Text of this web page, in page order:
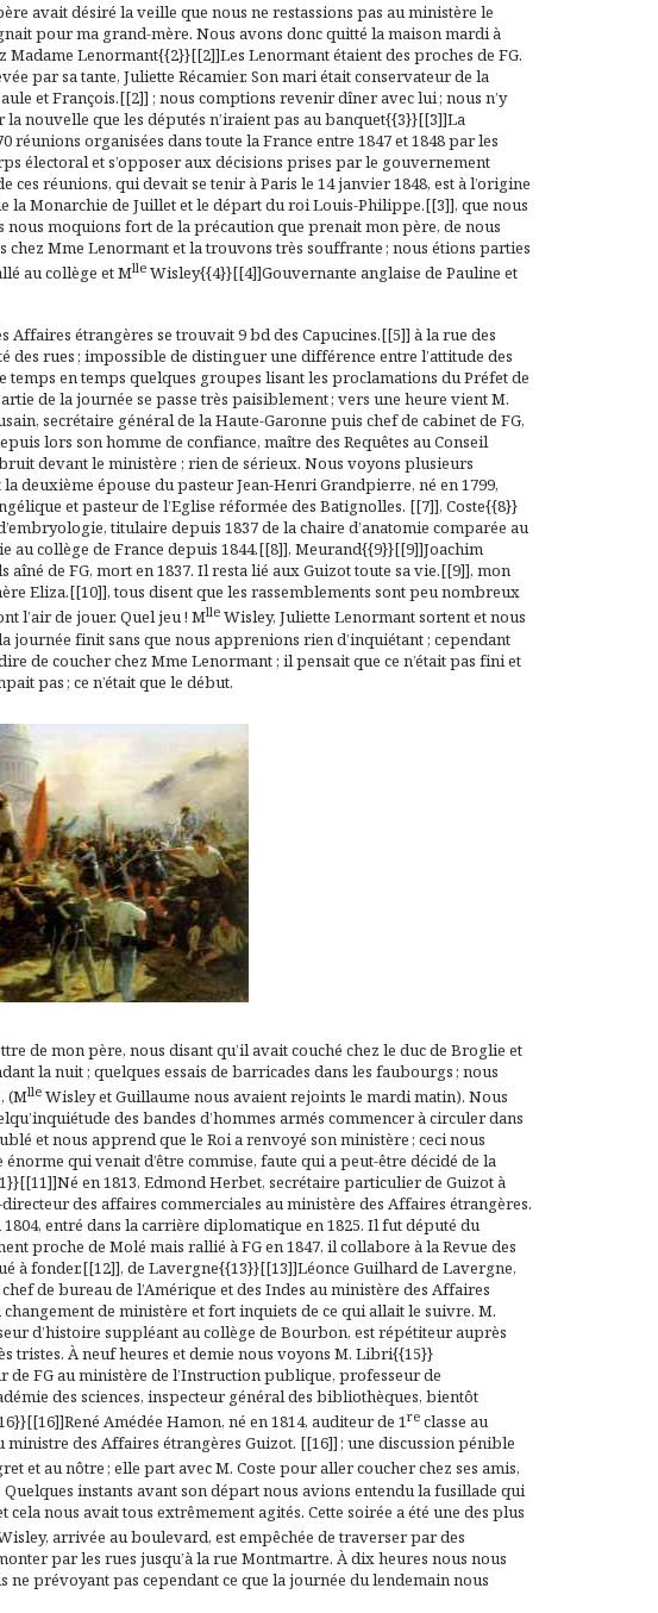
avait désiré la veille que nous ne restassions pas au ministère le
pour ma grand-mère. Nous avons donc quitté la maison mardi à
Lenormant{{2}}[[2]]Les Lenormant étaient des proches de FG.
par sa tante, Juliette Récamier. Son mari était conservateur de la
et François.[[2]] ; nous comptions revenir dîner avec lui ; nous n’y
nouvelle que les députés n’iraient pas au banquet{{3}}[[3]]La
réunions organisées dans toute la France entre 1847 et 1848 par les
électoral et s’opposer aux décisions prises par le gouvernement
ces réunions, qui devait se tenir à Paris le 14 janvier 1848, est à l’origine
la Monarchie de Juillet et le départ du roi Louis-Philippe.[[3]], que nous
moquions fort de la précaution que prenait mon père, de nous
Mme Lenormant et la trouvons très souffrante ; nous étions parties
au collège et Mlle Wisley{{4}}[[4]]Gouvernante anglaise de Pauline et
étrangères se trouvait 9 bd des Capucines.[[5]] à la rue des
rues ; impossible de distinguer une différence entre l’attitude des
en temps quelques groupes lisant les proclamations du Préfet de
de la journée se passe très paisiblement ; vers une heure vient M.
secrétaire général de la Haute-Garonne puis chef de cabinet de FG,
lors son homme de confiance, maître des Requêtes au Conseil
devant le ministère ; rien de sérieux. Nous voyons plusieurs
deuxième épouse du pasteur Jean-Henri Grandpierre, né en 1799,
et pasteur de l’Eglise réformée des Batignolles. [[7]], Coste{{8}}
titulaire depuis 1837 de la chaire d’anatomie comparée au
au collège de France depuis 1844.[[8]], Meurand{{9}}[[9]]Joachim
aîné de FG, mort en 1837. Il resta lié aux Guizot toute sa vie.[[9]], mon
Eliza.[[10]], tous disent que les rassemblements sont peu nombreux
l’air de jouer. Quel jeu ! Mlle Wisley, Juliette Lenormant sortent et nous
journée finit sans que nous apprenions rien d’inquiétant ; cependant
de coucher chez Mme Lenormant ; il pensait que ce n’était pas fini et
pas ; ce n’était que le début.
de mon père, nous disant qu’il avait couché chez le duc de Broglie et
la nuit ; quelques essais de barricades dans les faubourgs ; nous
(Mlle Wisley et Guillaume nous avaient rejoints le mardi matin). Nous
des bandes d’hommes armés commencer à circuler dans
et nous apprend que le Roi a renvoyé son ministère ; ceci nous
qui venait d’être commise, faute qui a peut-être décidé de la
en 1813, Edmond Herbet, secrétaire particulier de Guizot à
directeur des affaires commerciales au ministère des Affaires étrangères.
entré dans la carrière diplomatique en 1825. Il fut député du
proche de Molé mais rallié à FG en 1847, il collabore à laRevue des
à fonder.[[12]], de Lavergne{{13}}[[13]]Léonce Guilhard de Lavergne,
de bureau de l’Amérique et des Indes au ministère des Affaires
de ministère et fort inquiets de ce qui allait le suivre. M.
d’histoire suppléant au collège de Bourbon, est répétiteur auprès
tristes. À neuf heures et demie nous voyons M. Libri{{15}}
FG au ministère de l’Instruction publique, professeur de
des sciences, inspecteur général des bibliothèques, bientôt
Amédée Hamon, né en 1814, auditeur de 1re classe au
ministre des Affaires étrangères Guizot. [[16]] ; une discussion pénible
et au nôtre ; elle part avec M. Coste pour aller coucher chez ses amis,
Quelques instants avant son départ nous avions entendu la fusillade qui
nous avait tous extrêmement agités. Cette soirée a été une des plus
arrivée au boulevard, est empêchée de traverser par des
par les rues jusqu’à la rue Montmartre. À dix heures nous nous
prévoyant pas cependant ce que la journée du lendemain nous